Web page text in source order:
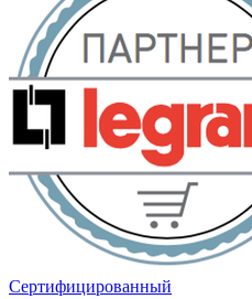
Сертифицированный